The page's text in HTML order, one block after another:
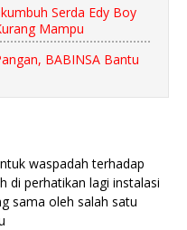
Serda Edy Boy
Mampu
BABINSA Bantu
waspadah terhadap
di perhatikan lagi instalasi
sama oleh salah satu